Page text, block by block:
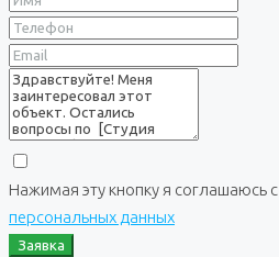
Нажимая эту кнопку я соглашаюсь с
персональных данных
Заявка